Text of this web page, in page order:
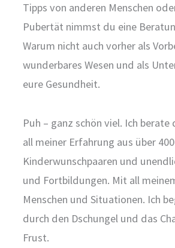
Tipps von anderen Menschen
Pubertät nimmst du eine
Warum nicht auch vorher als
wunderbares Wesen und als
eure Gesundheit.
Puh – ganz schön viel. Ich
all meiner Erfahrung aus über
Kinderwunschpaaren und
und Fortbildungen. Mit all
Menschen und Situationen. Ich
durch den Dschungel und das
Frust.